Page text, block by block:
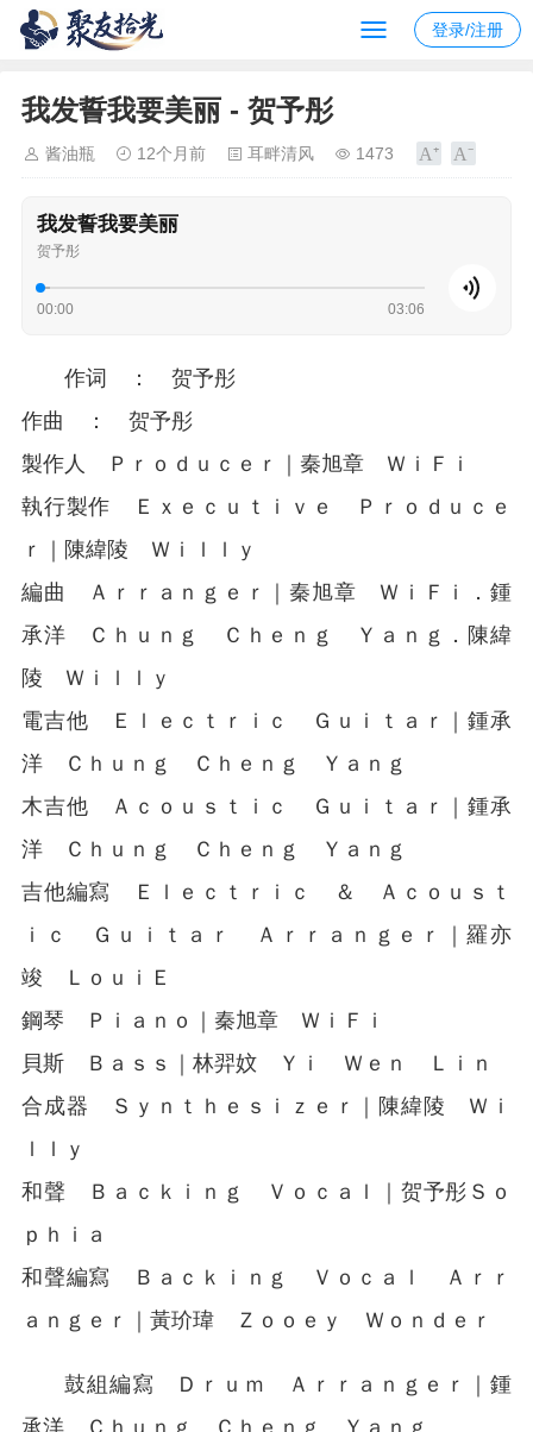
登录/注册
我发誓我要美丽 - 贺予彤
酱油瓶 12个月前 耳畔清风 1473
我发誓我要美丽
贺予彤
00:00 03:06
作词 ： 贺予彤
作曲 ： 贺予彤
製作人 Ｐｒｏｄｕｃｅｒ｜秦旭章 ＷｉＦｉ
執行製作 Ｅｘｅｃｕｔｉｖｅ Ｐｒｏｄｕｃｅ
ｒ｜陳緯陵 Ｗｉｌｌｙ
編曲 Ａｒｒａｎｇｅｒ｜秦旭章 ＷｉＦｉ．鍾
承洋 Ｃｈｕｎｇ Ｃｈｅｎｇ Ｙａｎｇ．陳緯
陵 Ｗｉｌｌｙ
電吉他 Ｅｌｅｃｔｒｉｃ Ｇｕｉｔａｒ｜鍾承
洋 Ｃｈｕｎｇ Ｃｈｅｎｇ Ｙａｎｇ
木吉他 Ａｃｏｕｓｔｉｃ Ｇｕｉｔａｒ｜鍾承
洋 Ｃｈｕｎｇ Ｃｈｅｎｇ Ｙａｎｇ
吉他編寫 Ｅｌｅｃｔｒｉｃ ＆ Ａｃｏｕｓｔ
ｉｃ Ｇｕｉｔａｒ Ａｒｒａｎｇｅｒ｜羅亦
竣 ＬｏｕｉＥ
鋼琴 Ｐｉａｎｏ｜秦旭章 ＷｉＦｉ
貝斯 Ｂａｓｓ｜林羿妏 Ｙｉ Ｗｅｎ Ｌｉｎ
合成器 Ｓｙｎｔｈｅｓｉｚｅｒ｜陳緯陵 Ｗｉ
ｌｌｙ
和聲 Ｂａｃｋｉｎｇ Ｖｏｃａｌ｜贺予彤Ｓｏ
ｐｈｉａ
和聲編寫 Ｂａｃｋｉｎｇ Ｖｏｃａｌ Ａｒｒ
ａｎｇｅｒ｜黃玠瑋 Ｚｏｏｅｙ Ｗｏｎｄｅｒ
鼓組編寫 Ｄｒｕｍ Ａｒｒａｎｇｅｒ｜鍾
承洋 Ｃｈｕｎｇ Ｃｈｅｎｇ Ｙａｎｇ